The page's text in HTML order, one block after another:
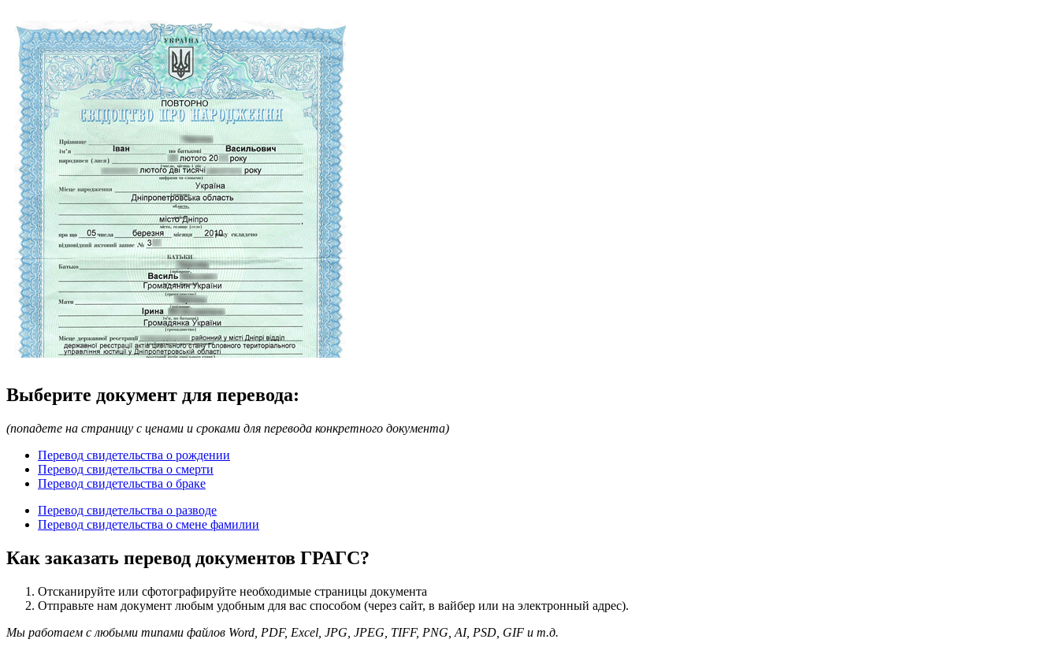
Выберите документ для перевода:
(попадете на страницу с ценами и сроками для перевода конкретного документа)
Перевод свидетельства о рождении
Перевод свидетельства о смерти
Перевод свидетельства о браке
Перевод свидетельства о разводе
Перевод свидетельства о смене фамилии
Как заказать перевод документов ГРАГС?
Отсканируйте или сфотографируйте необходимые страницы документа
Отправьте нам документ любым удобным для вас способом (через сайт, в вайбер или на электронный адрес).
Мы работаем с любыми типами файлов Word, PDF, Excel, JPG, JPEG, TIFF, PNG, AI, PSD, GIF и т.д.